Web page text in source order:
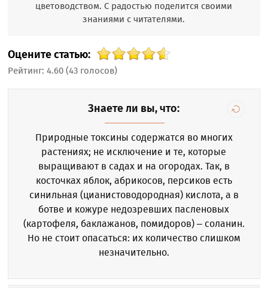
цветоводством. С радостью поделится своими
знаниями с читателями.
Оцените статью:
Рейтинг:4.60 (43 голосов)
Знаете ли вы, что:
Природные токсины содержатся во многих
растениях; не исключение и те, которые
выращивают в садах и на огородах. Так, в
косточках яблок, абрикосов, персиков есть
синильная (цианистоводородная) кислота, а в
ботве и кожуре недозревших пасленовых
(картофеля, баклажанов, помидоров) – соланин.
Но не стоит опасаться: их количество слишком
незначительно.